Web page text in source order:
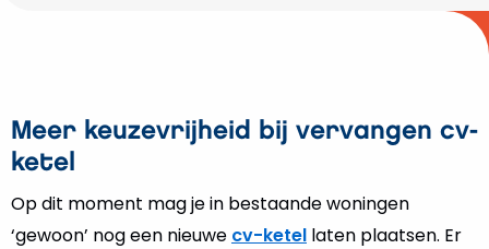
Meer keuzevrijheid bij vervangen cv-
ketel
Op dit moment mag je in bestaande woningen
‘gewoon’ nog een nieuwe cv-ketel laten plaatsen. Er